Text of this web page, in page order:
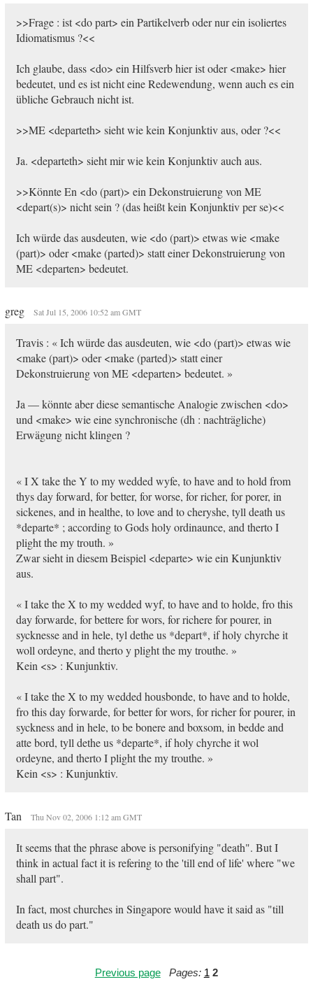
>>Frage : ist <do part> ein Partikelverb oder nur ein isoliertes
Idiomatismus ?<<
Ich glaube, dass <do> ein Hilfsverb hier ist oder <make> hier
bedeutet, und es ist nicht eine Redewendung, wenn auch es ein
übliche Gebrauch nicht ist.
>>ME <departeth> sieht wie kein Konjunktiv aus, oder ?<<
Ja. <departeth> sieht mir wie kein Konjunktiv auch aus.
>>Könnte En <do (part)> ein Dekonstruierung von ME
<depart(s)> nicht sein ? (das heißt kein Konjunktiv per se)<<
Ich würde das ausdeuten, wie <do (part)> etwas wie <make
(part)> oder <make (parted)> statt einer Dekonstruierung von
ME <departen> bedeutet.
greg Sat Jul 15, 2006 10:52 am GMT
Travis : « Ich würde das ausdeuten, wie <do (part)> etwas wie
<make (part)> oder <make (parted)> statt einer
Dekonstruierung von ME <departen> bedeutet. »
Ja — könnte aber diese semantische Analogie zwischen <do>
und <make> wie eine synchronische (dh : nachträgliche)
Erwägung nicht klingen ?
« I X take the Y to my wedded wyfe, to have and to hold from
thys day forward, for better, for worse, for richer, for porer, in
sickenes, and in healthe, to love and to cheryshe, tyll death us
*departe* ; according to Gods holy ordinaunce, and therto I
plight the my trouth. »
Zwar sieht in diesem Beispiel <departe> wie ein Kunjunktiv
aus.
« I take the X to my wedded wyf, to have and to holde, fro this
day forwarde, for bettere for wors, for richere for pourer, in
sycknesse and in hele, tyl dethe us *depart*, if holy chyrche it
woll ordeyne, and therto y plight the my trouthe. »
Kein <s> : Kunjunktiv.
« I take the X to my wedded housbonde, to have and to holde,
fro this day forwarde, for better for wors, for richer for pourer, in
syckness and in hele, to be bonere and boxsom, in bedde and
atte bord, tyll dethe us *departe*, if holy chyrche it wol
ordeyne, and therto I plight the my trouthe. »
Kein <s> : Kunjunktiv.
Tan Thu Nov 02, 2006 1:12 am GMT
It seems that the phrase above is personifying "death". But I
think in actual fact it is refering to the 'till end of life' where "we
shall part".
In fact, most churches in Singapore would have it said as "till
death us do part."
Previous page Pages: 1 2